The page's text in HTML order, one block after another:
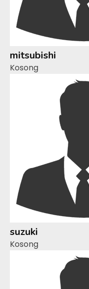
mitsubishi
Kosong
suzuki
Kosong